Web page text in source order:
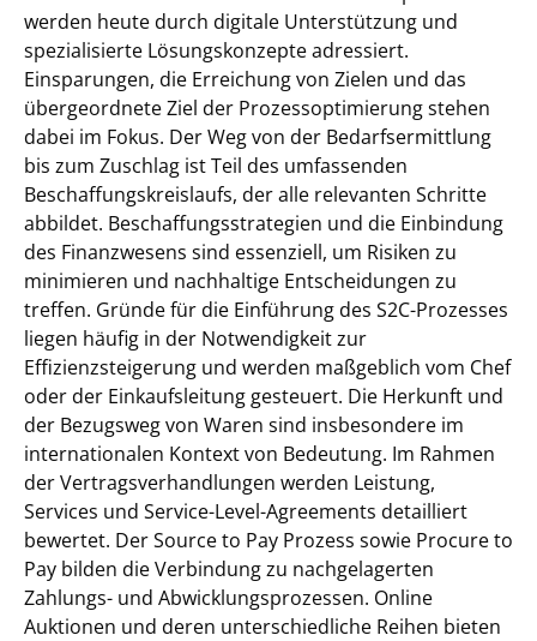
werden heute durch digitale Unterstützung und
spezialisierte Lösungskonzepte adressiert.
Einsparungen, die Erreichung von Zielen und das
übergeordnete Ziel der Prozessoptimierung stehen
dabei im Fokus. Der Weg von der Bedarfsermittlung
bis zum Zuschlag ist Teil des umfassenden
Beschaffungskreislaufs, der alle relevanten Schritte
abbildet. Beschaffungsstrategien und die Einbindung
des Finanzwesens sind essenziell, um Risiken zu
minimieren und nachhaltige Entscheidungen zu
treffen. Gründe für die Einführung des S2C-Prozesses
liegen häufig in der Notwendigkeit zur
Effizienzsteigerung und werden maßgeblich vom Chef
oder der Einkaufsleitung gesteuert. Die Herkunft und
der Bezugsweg von Waren sind insbesondere im
internationalen Kontext von Bedeutung. Im Rahmen
der Vertragsverhandlungen werden Leistung,
Services und Service-Level-Agreements detailliert
bewertet. Der Source to Pay Prozess sowie Procure to
Pay bilden die Verbindung zu nachgelagerten
Zahlungs- und Abwicklungsprozessen. Online
Auktionen und deren unterschiedliche Reihen bieten